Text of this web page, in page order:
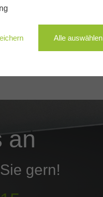
an
gern!
Alle auswählen